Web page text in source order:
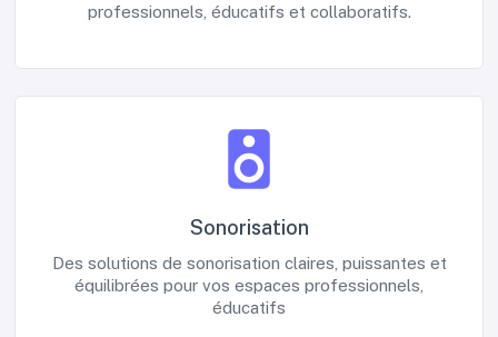
professionnels, éducatifs et collaboratifs.
Sonorisation
Des solutions de sonorisation claires, puissantes et
équilibrées pour vos espaces professionnels,
éducatifs